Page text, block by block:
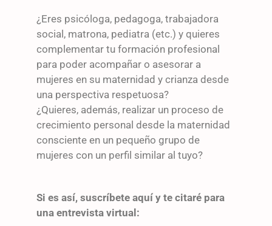
¿Eres psicóloga, pedagoga, trabajadora
social, matrona, pediatra (etc.) y quieres
complementar tu formación profesional
para poder acompañar o asesorar a
mujeres en su maternidad y crianza desde
una perspectiva respetuosa?
¿Quieres, además, realizar un proceso de
crecimiento personal desde la maternidad
consciente en un pequeño grupo de
mujeres con un perfil similar al tuyo?
Si es así, suscríbete aquí y te citaré para
una entrevista virtual: